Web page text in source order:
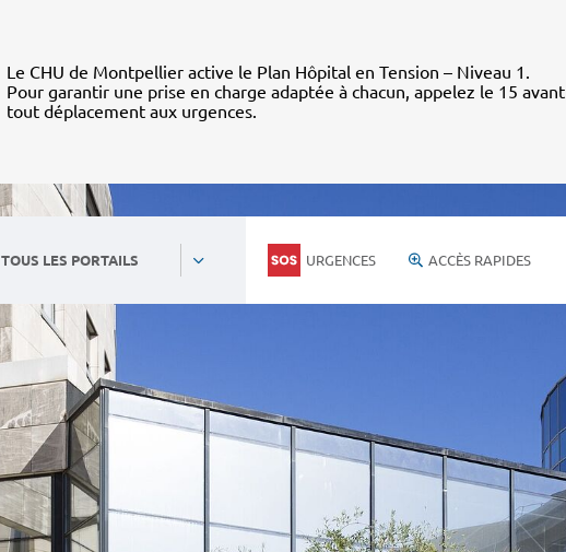
Le CHU de Montpellier active le Plan Hôpital en Tension – Niveau 1.
Pour garantir une prise en charge adaptée à chacun, appelez le 15 avant
tout déplacement aux urgences.
TOUS LES PORTAILS URGENCES ACCÈS RAPIDES